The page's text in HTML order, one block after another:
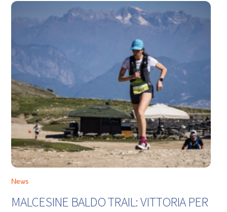
News
MALCESINE BALDO TRAIL: VITTORIA PER